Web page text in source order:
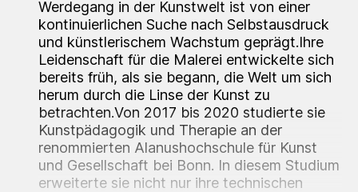
Werdegang in der Kunstwelt ist von einer
kontinuierlichen Suche nach Selbstausdruck
und künstlerischem Wachstum geprägt.Ihre
Leidenschaft für die Malerei entwickelte sich
bereits früh, als sie begann, die Welt um sich
herum durch die Linse der Kunst zu
betrachten.Von 2017 bis 2020 studierte sie
Kunstpädagogik und Therapie an der
renommierten Alanushochschule für Kunst
und Gesellschaft bei Bonn. In diesem Studium
erweiterte sie nicht nur ihre technischen